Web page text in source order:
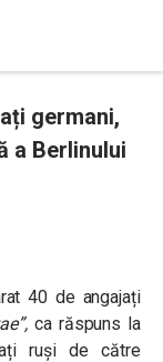
germani,
a Berlinului
40 de angajați
ca răspuns la
ruși de către